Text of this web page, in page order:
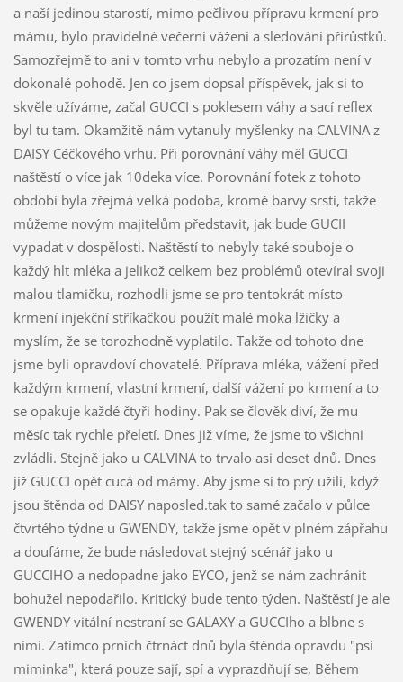
a naší jedinou starostí, mimo pečlivou přípravu krmení pro
mámu, bylo pravidelné večerní vážení a sledování přírůstků.
Samozřejmě to ani v tomto vrhu nebylo a prozatím není v
dokonalé pohodě. Jen co jsem dopsal příspěvek, jak si to
skvěle užíváme, začal GUCCI s poklesem váhy a sací reflex
byl tu tam. Okamžitě nám vytanuly myšlenky na CALVINA z
DAISY Céčkového vrhu. Při porovnání váhy měl GUCCI
naštěstí o více jak 10deka více. Porovnání fotek z tohoto
období byla zřejmá velká podoba, kromě barvy srsti, takže
můžeme novým majitelům představit, jak bude GUCII
vypadat v dospělosti. Naštěstí to nebyly také souboje o
každý hlt mléka a jelikož celkem bez problémů otevíral svoji
malou tlamičku, rozhodli jsme se pro tentokrát místo
krmení injekční stříkačkou použít malé moka lžičky a
myslím, že se torozhodně vyplatilo. Takže od tohoto dne
jsme byli opravdoví chovatelé. Příprava mléka, vážení před
každým krmení, vlastní krmení, další vážení po krmení a to
se opakuje každé čtyři hodiny. Pak se člověk diví, že mu
měsíc tak rychle přeletí. Dnes již víme, že jsme to všichni
zvládli. Stejně jako u CALVINA to trvalo asi deset dnů. Dnes
již GUCCI opět cucá od mámy. Aby jsme si to prý užili, když
jsou štěnda od DAISY naposled.tak to samé začalo v půlce
čtvrtého týdne u GWENDY, takže jsme opět v plném zápřahu
a doufáme, že bude následovat stejný scénář jako u
GUCCIHO a nedopadne jako EYCO, jenž se nám zachránit
bohužel nepodařilo. Kritický bude tento týden. Naštěstí je ale
GWENDY vitální nestraní se GALAXY a GUCCIho a blbne s
nimi. Zatímco prních čtrnáct dnů byla štěnda opravdu "psí
miminka", která pouze sají, spí a vyprazdňují se, Během